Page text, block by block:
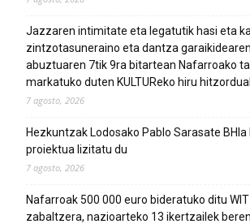
Jazzaren intimitate eta legatutik hasi eta
zintzotasuneraino eta dantza
abuztuaren 7tik 9ra bitartean Nafarroako
markatuko duten KULTUReko hiru
7 agosto, 2026
Hezkuntzak Lodosako Pablo Sarasate
proiektua lizitatu du
7 agosto, 2026
Nafarroak 500 000 euro bideratuko ditu
zabaltzera, nazioarteko 13 ikertzailek